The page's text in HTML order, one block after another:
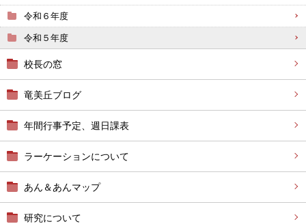
令和６年度
令和５年度
校長の窓
竜美丘ブログ
年間行事予定、週日課表
ラーケーションについて
あん＆あんマップ
研究について